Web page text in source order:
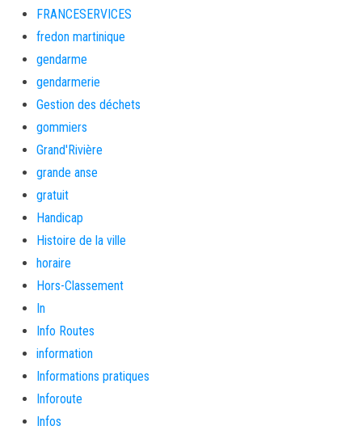
FRANCESERVICES
fredon martinique
gendarme
gendarmerie
Gestion des déchets
gommiers
Grand'Rivière
grande anse
gratuit
Handicap
Histoire de la ville
horaire
Hors-Classement
In
Info Routes
information
Informations pratiques
Inforoute
Infos